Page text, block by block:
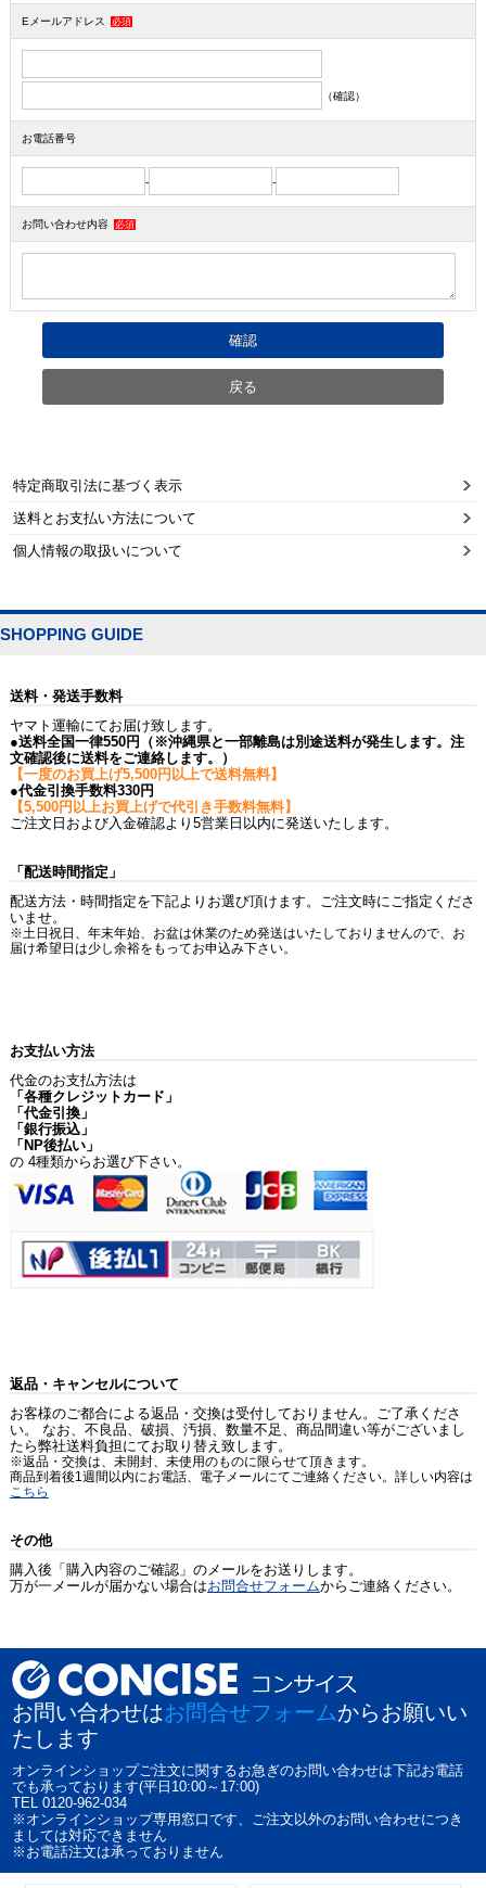
Eメールアドレス 必須
（確認）
お電話番号
- -
お問い合わせ内容 必須
特定商取引法に基づく表示
送料とお支払い方法について
個人情報の取扱いについて
SHOPPING GUIDE
送料・発送手数料
ヤマト運輸にてお届け致します。
●送料全国一律550円（※沖縄県と一部離島は別途送料が発生します。注
文確認後に送料をご連絡します。）
【一度のお買上げ5,500円以上で送料無料】
●代金引換手数料330円
【5,500円以上お買上げで代引き手数料無料】
ご注文日および入金確認より5営業日以内に発送いたします。
「配送時間指定」
配送方法・時間指定を下記よりお選び頂けます。ご注文時にご指定くださ
いませ。
※土日祝日、年末年始、お盆は休業のため発送はいたしておりませんので、お
届け希望日は少し余裕をもってお申込み下さい。
お支払い方法
代金のお支払方法は
「各種クレジットカード」
「代金引換」
「銀行振込」
「NP後払い」
の 4種類からお選び下さい。
返品・キャンセルについて
お客様のご都合による返品・交換は受付しておりません。ご了承くださ
い。 なお、不良品、破損、汚損、数量不足、商品間違い等がございまし
たら弊社送料負担にてお取り替え致します。
※返品・交換は、未開封、未使用のものに限らせて頂きます。
商品到着後1週間以内にお電話、電子メールにてご連絡ください。詳しい内容は
こちら
その他
購入後「購入内容のご確認」のメールをお送りします。
万が一メールが届かない場合はお問合せフォームからご連絡ください。
お問い合わせはお問合せフォームからお願いい
たします
オンラインショップご注文に関するお急ぎのお問い合わせは下記お電話
でも承っております(平日10:00～17:00)
TEL 0120-962-034
※オンラインショップ専用窓口です、ご注文以外のお問い合わせにつき
ましては対応できません
※お電話注文は承っておりません